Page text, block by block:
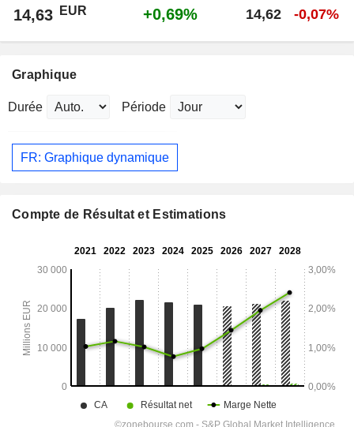
14,63 EUR +0,69% 14,62 -0,07%
Graphique
Durée Période
FR: Graphique dynamique
Compte de Résultat et Estimations